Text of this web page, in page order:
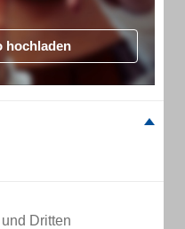
hochladen
Dritten